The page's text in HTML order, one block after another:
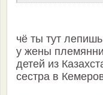
чё ты тут лепишь
у жены
детей из
сестра в